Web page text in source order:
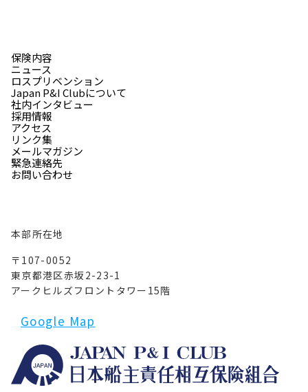
本部所在地
〒107-0052
東京都港区赤坂2-23-1
アークヒルズフロントタワー15階
Google Map
保険内容
社内インタビュー
緊急連絡先
ニュース
採用情報
リンク集
ロスプリベンション
アクセス
メールマガジン
Japan P&I Clubについて
お問い合わせ